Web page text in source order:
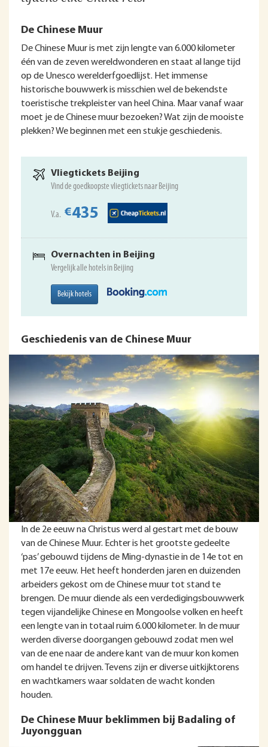
De Chinese Muur
De Chinese Muur is met zijn lengte van 6.000 kilometer
één van de zeven wereldwonderen en staat al lange tijd
op de Unesco werelderfgoedlijst. Het immense
historische bouwwerk is misschien wel de bekendste
toeristische trekpleister van heel China. Maar vanaf waar
moet je de Chinese muur bezoeken? Wat zijn de mooiste
plekken? We beginnen met een stukje geschiedenis.
Vliegtickets Beijing
Vind de goedkoopste vliegtickets naar Beijing
V.a. €435
Overnachten in Beijing
Vergelijk alle hotels in Beijing
Bekijk hotels
Geschiedenis van de Chinese Muur
In de 2e eeuw na Christus werd al gestart met de bouw
van de Chinese Muur. Echter is het grootste gedeelte
‘pas’ gebouwd tijdens de Ming-dynastie in de 14e tot en
met 17e eeuw. Het heeft honderden jaren en duizenden
arbeiders gekost om de Chinese muur tot stand te
brengen. De muur diende als een verdedigingsbouwwerk
tegen vijandelijke Chinese en Mongoolse volken en heeft
een lengte van in totaal ruim 6.000 kilometer. In de muur
werden diverse doorgangen gebouwd zodat men wel
van de ene naar de andere kant van de muur kon komen
om handel te drijven. Tevens zijn er diverse uitkijktorens
en wachtkamers waar soldaten de wacht konden
houden.
De Chinese Muur beklimmen bij Badaling of
Juyongguan